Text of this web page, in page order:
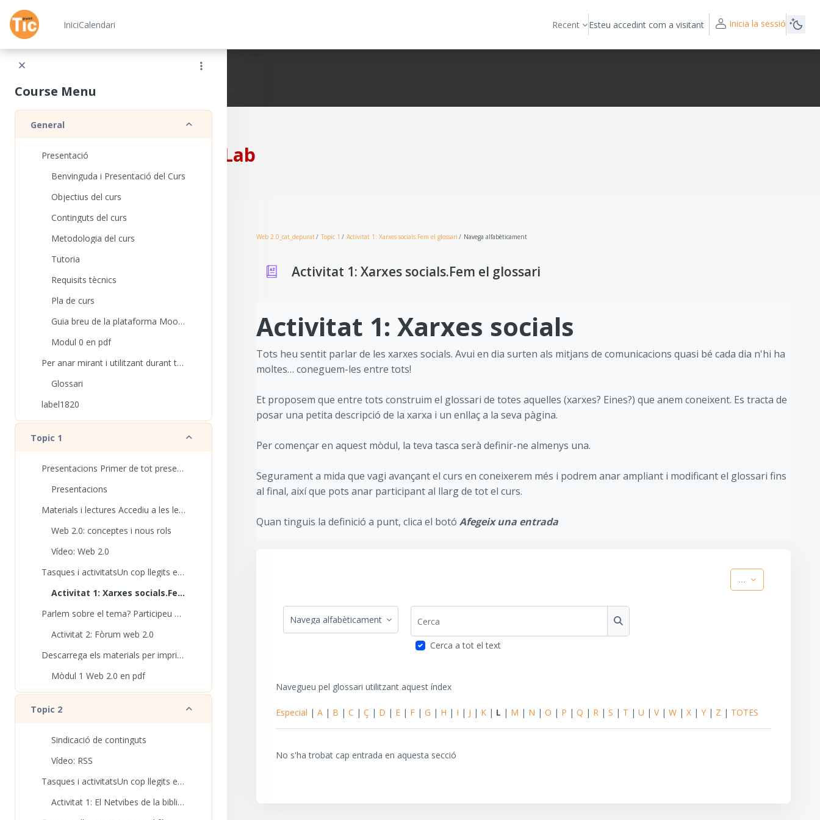
Xarxa Punt TIC
CampusLab
IniciCalendari Recent Esteu accedint com a visitant Inicia la sessió
Course Menu
General Redueix
Presentació
Benvinguda i Presentació del Curs
Objectius del curs
Continguts del curs
Metodologia del curs
Tutoria
Requisits tècnics
Pla de curs
Guia breu de la plataforma Moodle
Modul 0 en pdf
Per anar mirant i utilitzant durant tot el curs:
Glossari
label1820
Topic 1 Redueix
Presentacions Primer de tot presentem-nos.
Presentacions
Materials i lectures Accediu a les lectures, i co...
Web 2.0: conceptes i nous rols
Vídeo: Web 2.0
Tasques i activitatsUn cop llegits els materials...
Activitat 1: Xarxes socials.Fem el glossari
Parlem sobre el tema? Participeu al debat sobre w...
Activitat 2: Fòrum web 2.0
Descarrega els materials per imprimirUn cop es tin...
Mòdul 1 Web 2.0 en pdf
Topic 2 Redueix
Sindicació de continguts
Vídeo: RSS
Tasques i activitatsUn cop llegits els materials...
Activitat 1: El Netvibes de la biblioteca
Web 2.0_cat_depurat Topic 1 Activitat 1: Xarxes socials.Fem el glossari Navega alfabèticament
Activitat 1: Xarxes socials.Fem el glossari
Activitat 1: Xarxes socials
Tots heu sentit parlar de les xarxes socials. Avui en dia surten als mitjans de comunicacions quasi bé cada dia n'hi ha
moltes… coneguem-les entre tots!
Et proposem que entre tots construim el glossari de totes aquelles (xarxes? Eines?) que anem coneixent. Es tracta de
posar una petita descripció de la xarxa i un enllaç a la seva pàgina.
Per començar en aquest mòdul, la teva tasca serà definir-ne almenys una.
Segurament a mida que vagi avançant el curs en coneixerem més i podrem anar ampliant i modificant el glossari fins
al final, així que pots anar participant al llarg de tot el curs.
Quan tinguis la definició a punt, clica el botó Afegeix una entrada
... Exporta les
Navegueu pel glossari utilitzant aquest índex
Cerca
Cerca a tot el text
Navegueu pel glossari utilitzant aquest índex
Especial | A | B | C | Ç | D | E | F | G | H | I | J | K | L | M | N | O | P | Q | R | S | T | U | V| W | X | Y | Z | TOTES
No s'ha trobat cap entrada en aquesta secció